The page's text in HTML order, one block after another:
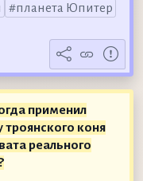
планета Юпитер
применил
троянского коня
реального